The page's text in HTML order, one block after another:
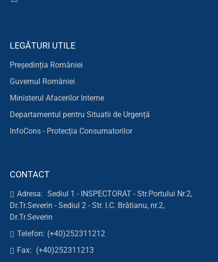
LEGĂTURI UTILE
Președinția României
Guvernul României
Ministerul Afacerilor Interne
Departamentul pentru Situatii de Urgență
InfoCons - Protecția Consumatorilor
CONTACT
Adresa: Sediul 1 - INSPECTORAT - Str.Portului Nr.2,
Dr.Tr.Severin - Sediul 2 - Str. I.C. Brătianu, nr.2,
Dr.Tr.Severin
Telefon: (+40)252311212
Fax: (+40)252311213